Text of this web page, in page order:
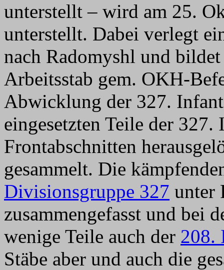
unterstellt – wird am 25.
unterstellt. Dabei verlegt
nach Radomyshl und
Arbeitsstab gem. OKH-
Abwicklung der 327.
eingesetzten Teile der 327.
Frontabschnitten
gesammelt. Die
Divisionsgruppe 327 unter
zusammengefasst und bei
wenige Teile auch der 208.
Stäbe aber und auch die